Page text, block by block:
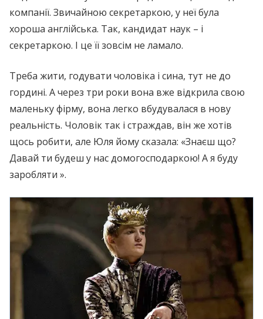
компанії. Звичайною секретаркою, у неї була
хороша англійська. Так, кандидат наук – і
секретаркою. І це її зовсім не ламало.
Треба жити, годувати чоловіка і сина, тут не до
гордині. А через три роки вона вже відкрила свою
маленьку фірму, вона легко вбудувалася в нову
реальність. Чоловік так і страждав, він же хотів
щось робити, але Юля йому сказала: «Знаєш що?
Давай ти будеш у нас домогосподаркою! А я буду
заробляти ».